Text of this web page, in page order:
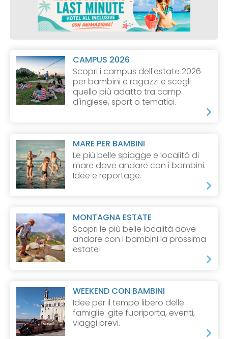
CAMPUS 2026
Scopri i campus dell'estate 2026
per bambini e ragazzi e scegli
quello più adatto tra camp
d'inglese, sport o tematici.
MARE PER BAMBINI
Le più belle spiagge e località di
mare dove andare con i bambini.
Idee e reportage.
MONTAGNA ESTATE
Scopri le più belle località dove
andare con i bambini la prossima
estate!
WEEKEND CON BAMBINI
Idee per il tempo libero delle
famiglie: gite fuoriporta, eventi,
viaggi brevi.